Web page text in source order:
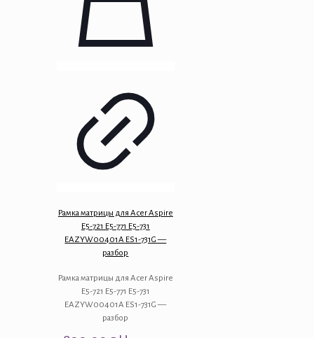
Рамка матрицы для Acer Aspire
E5-721 E5-771 E5-731
EAZYW00401A ES1-731G —
разбор
Рамка матрицы для Acer Aspire
E5-721 E5-771 E5-731
EAZYW00401A ES1-731G —
разбор